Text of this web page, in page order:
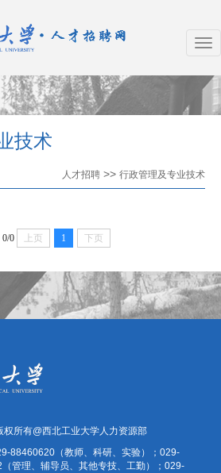
技术
人才招聘 >> 行政管理及专业技术
0/0 上页 1 下页
权所有@西北工业大学人力资源部
88460620（教师、科研、实验）；029-
管理、辅导员、其他专技、工勤）；029-